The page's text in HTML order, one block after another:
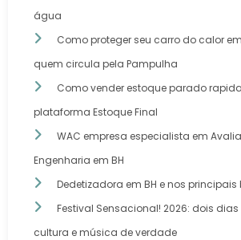
água
Como proteger seu carro do calor
quem circula pela Pampulha
Como vender estoque parado
plataforma Estoque Final
WAC empresa especialista em
Engenharia em BH
Dedetizadora em BH e nos
Festival Sensacional! 2026: dois dias
cultura e música de verdade